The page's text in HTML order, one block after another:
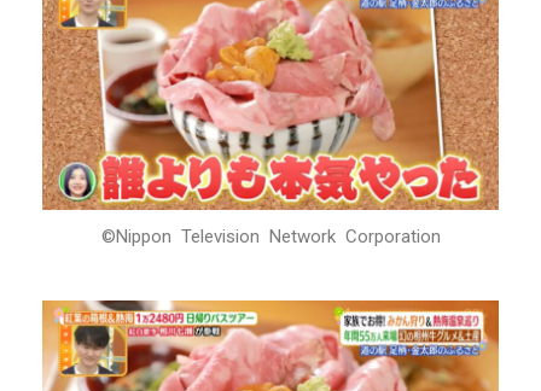
©Nippon Television Network Corporation